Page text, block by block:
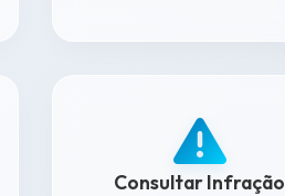
Consultar Infração